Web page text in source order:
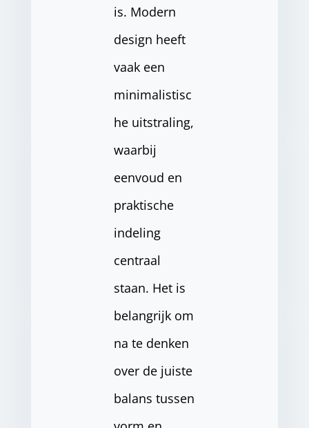
is. Modern
design heeft
vaak een
minimalistisc
he uitstraling,
waarbij
eenvoud en
praktische
indeling
centraal
staan. Het is
belangrijk om
na te denken
over de juiste
balans tussen